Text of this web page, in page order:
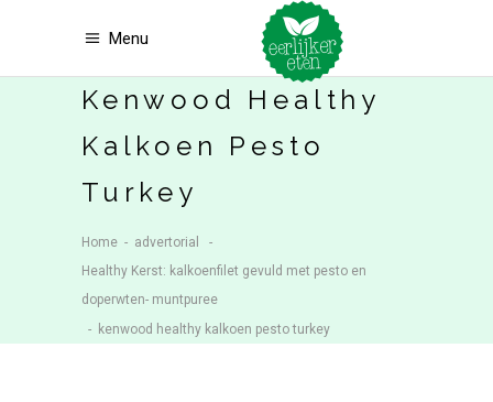
Menu
Kenwood Healthy
Kalkoen Pesto
Turkey
Home - advertorial
-
Healthy Kerst: kalkoenfilet gevuld met pesto en
doperwten- muntpuree
- kenwood healthy kalkoen pesto turkey